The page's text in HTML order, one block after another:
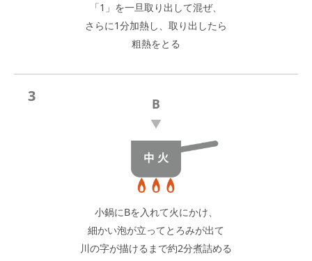
「1」を一旦取り出して混ぜ、
さらに1分加熱し、取り出したら
粗熱をとる
3 B
小鍋にBを入れて火にかけ、
細かい泡が立ってとろみが出て
川の字が描けるまで約2分煮詰める